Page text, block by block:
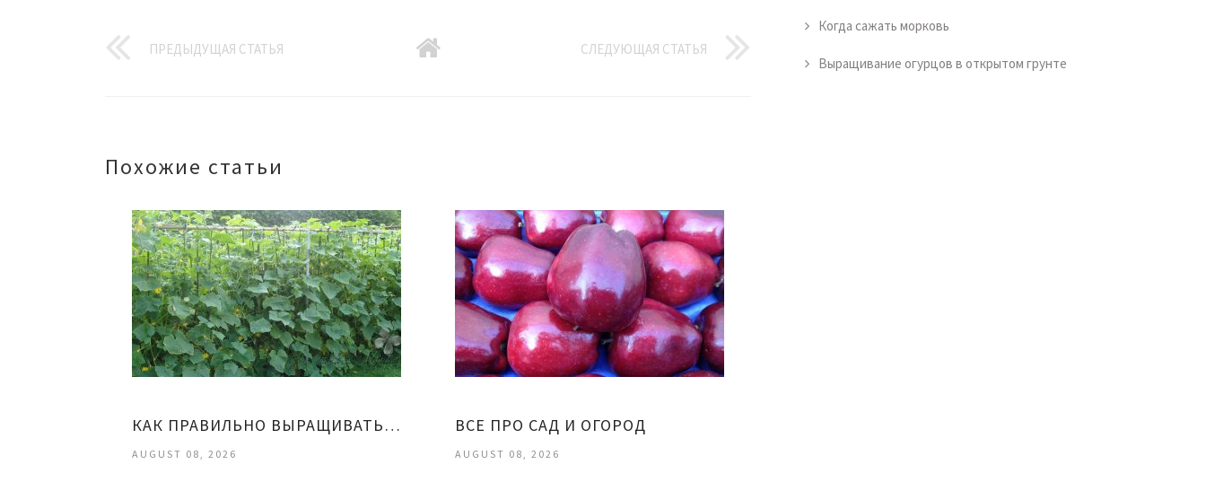
ПРЕДЫДУЩАЯ СТАТЬЯ СЛЕДУЮЩАЯ СТАТЬЯ
Похожие статьи
КАК ПРАВИЛЬНО ВЫРАЩИВАТЬ ОГУРЦЫ
AUGUST 08, 2026
ВСЕ ПРО САД И ОГОРОД
AUGUST 08, 2026
Когда сажать морковь
Выращивание огурцов в открытом грунте